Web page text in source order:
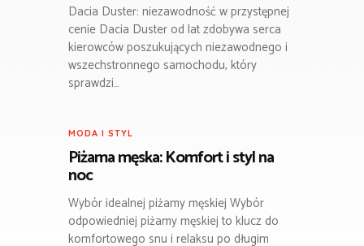
Dacia Duster: niezawodność w przystępnej
cenie Dacia Duster od lat zdobywa serca
kierowców poszukujących niezawodnego i
wszechstronnego samochodu, który
sprawdzi…
MODA I STYL
Piżama męska: Komfort i styl na
noc
Wybór idealnej piżamy męskiej Wybór
odpowiedniej piżamy męskiej to klucz do
komfortowego snu i relaksu po długim